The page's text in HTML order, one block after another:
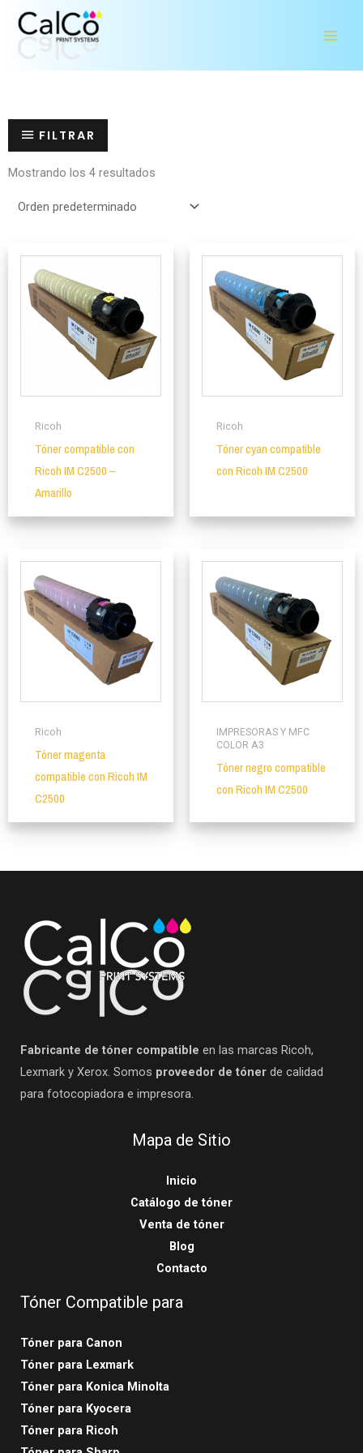
FILTRAR
Mostrando los 4 resultados
Ricoh
Tóner compatible con
Ricoh IM C2500 –
Amarillo
Ricoh
Tóner cyan compatible
con Ricoh IM C2500
Ricoh
Tóner magenta
compatible con Ricoh IM
C2500
IMPRESORAS Y MFC
COLOR A3
Tóner negro compatible
con Ricoh IM C2500
Fabricante de tóner compatible en las marcas Ricoh,
Lexmark y Xerox. Somos proveedor de tóner de calidad
para fotocopiadora e impresora.
Mapa de Sitio
Inicio
Catálogo de tóner
Venta de tóner
Blog
Contacto
Tóner Compatible para
Tóner para Canon
Tóner para Lexmark
Tóner para Konica Minolta
Tóner para Kyocera
Tóner para Ricoh